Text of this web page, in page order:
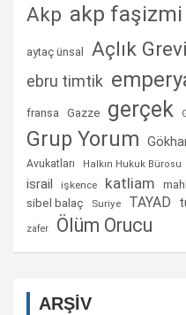
Akp akp faşizmi
aytaç ünsal Açlık Grevi
ebru timtik
fransa Gazze gerçek
Grup Yorum
Avukatları
Halkın Hukuk Bürosu
israil işkence katliam
sibel balaç Suriye TAYAD
zafer Ölüm Orucu
ARŞİV